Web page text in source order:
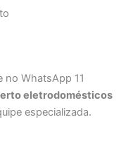
no WhatsApp 11
eletrodomésticos
especializada.